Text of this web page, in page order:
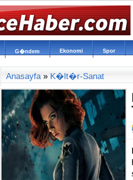
G�ndem Ekonomi Spor
Anasayfa» K�lt�r-Sanat